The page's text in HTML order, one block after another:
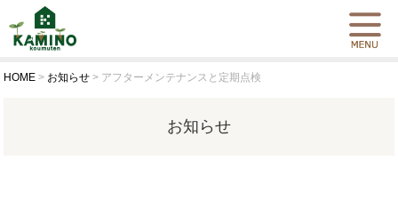
HOME > お知らせ > アフターメンテナンスと定期点検
お知らせ